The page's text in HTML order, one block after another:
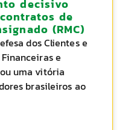
decisivo
de
(RMC)
dos Clientes e
e
uma vitória
brasileiros ao